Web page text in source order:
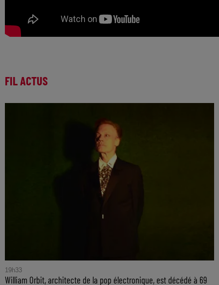
FIL ACTUS
19h33
William Orbit, architecte de la pop électronique, est décédé à 69